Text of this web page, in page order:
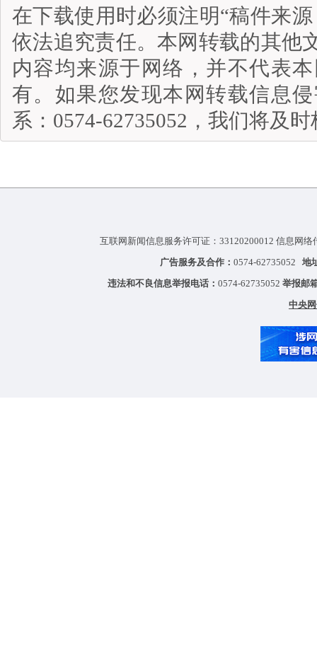
在下载使用时必须注明“稿件来
依法追究责任。本网转载的其他
内容均来源于网络，并不代表
有。如果您发现本网转载信息
系：0574-62735052，我们将及
互联网新闻信息服务许可证：33120200012 信息网
广告服务及合作： 0574-62735052 地
违法和不良信息举报电话： 0574-62735052 举报邮
中央